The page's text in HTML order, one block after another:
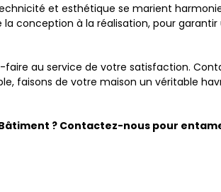
et esthétique se marient
conception à la réalisation, pour
au service de votre satisfaction.
faisons de votre maison un véritable
? Contactez-nous pour